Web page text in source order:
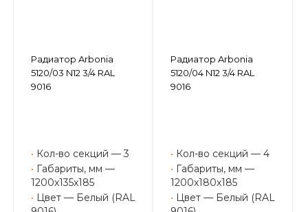
Радиатор Arbonia
5120/03 N12 3/4 RAL
9016
• Кол-во секций — 3
• Габариты, мм —
1200x135x185
• Цвет — Белый (RAL
Радиатор Arbonia
5120/04 N12 3/4 RAL
9016
• Кол-во секций — 4
• Габариты, мм —
1200x180x185
• Цвет — Белый (RAL